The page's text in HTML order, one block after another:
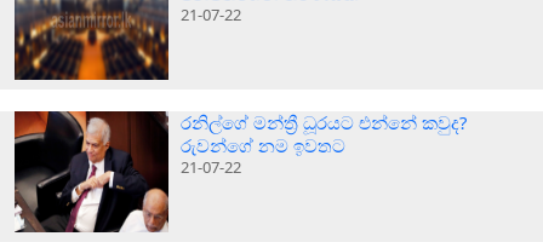
21-07-22
රනිල්ගේ මන්ත්‍රී ධූරයට එන්නේ කවුද?
රුවන්ගේ නම ඉවතට
21-07-22